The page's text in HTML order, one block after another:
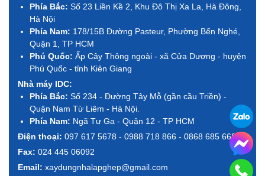
Phía Bắc: Số 23 Liền Kề 2, Khu Đô Thị Xa La, Hà Đông,
Hà Nội
Phía Nam: 178/15B Đường Pasteur, Phường Bến Nghé,
Quận 1, TP HCM
Phú Quốc: Ấp Cây Thông ngoài - xã Cửa Dương - huyện
Phú Quốc - tỉnh Kiên Giang
Nhà máy IDC:
Phía Bắc: Số 234 - Đường Tây Mỗ (gần cầu Triền) -
Quận Nam Từ Liêm - Hà Nội.
Phía Nam: Ngã Tư Ga - Quận 12 - TP HCM
Điện thoại: 097 617 5678 - 0988 718 866 - 0868 685 668
Fax: 024 445 06092
Email: xaydungnhalapghep@gmail.com